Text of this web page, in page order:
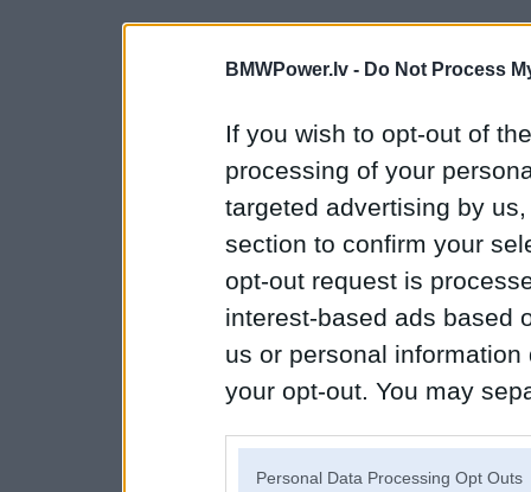
BMWPower.lv - Do Not Process
If you wish to opt-out of
processing of your
targeted advertising by
section to confirm your
opt-out request is
interest-based ads based
us or personal
your opt-out. You may
Personal Data Processing Opt Outs